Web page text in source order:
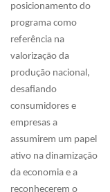
posicionamento do
programa como
referência na
valorização da
produção nacional,
desafiando
consumidores e
empresas a
assumirem um papel
ativo na dinamização
da economia e a
reconhecerem o